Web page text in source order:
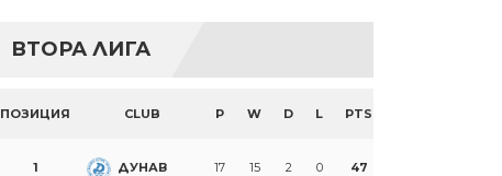
ВТОРА ЛИГА
ПОЗИЦИЯ CLUB P W D L PTS
1 ДУНАВ 17 15 2 0 47